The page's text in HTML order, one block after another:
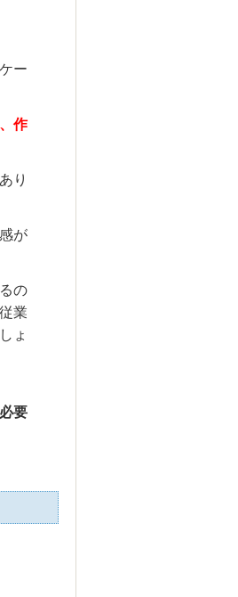
ー
作
り
が
の
業
ょ
要